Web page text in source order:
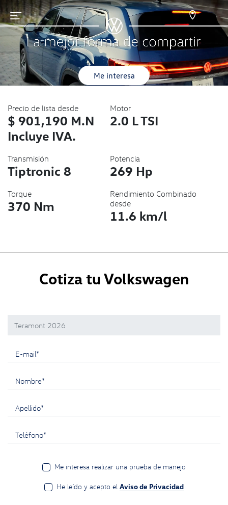
Me interesa
Precio de lista desde
$ 901,190 M.N
Incluye IVA.
Motor
2.0 L TSI
Transmisión
Tiptronic 8
Potencia
269 Hp
Torque
370 Nm
Rendimiento Combinado
desde
11.6 km/l
Cotiza tu Volkswagen
Selecciona un modelo:
E-mail*
Nombre*
Apellido*
Teléfono*
Me interesa realizar una prueba de manejo
He leído y acepto el Aviso de Privacidad